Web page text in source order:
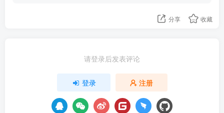
分享 收藏
请登录后发表评论
登录 注册